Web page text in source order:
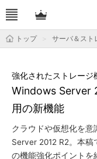
トップ サーバ＆スト
Windows Server
用の新機能
強化されたストレージ
クラウドや仮想化を
Server 2012 R2。本
の機能強化ポイントを